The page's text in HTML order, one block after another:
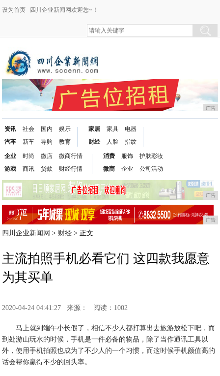
设为首页 四川企业新闻网欢迎您~！
广告
资讯
汽车
社会
新车
国内
导购
娱乐
教育
家居
财经
家具
人脸
电器
指纹
企业
游戏
时尚
商讯
微店
贷款
微商行情
财经行情
消费
微商
服饰
企业
护肤彩妆
公司活动
广告
广告
四川企业新闻网 > 财经 > 正文
主流拍照手机必看它们 这四款我愿意
为其买单
2020-04-24 04:41:27 来源： 阅读：1002
马上就到端午小长假了，相信不少人都打算出去旅游放松下吧，而
到处游山玩水的时候，手机是一件必备的物品，除了当作通讯工具以
外，使用手机拍照也成为了不少人的一个习惯，而这时候手机颜值高的
话会帮你赢得不少的回头率。